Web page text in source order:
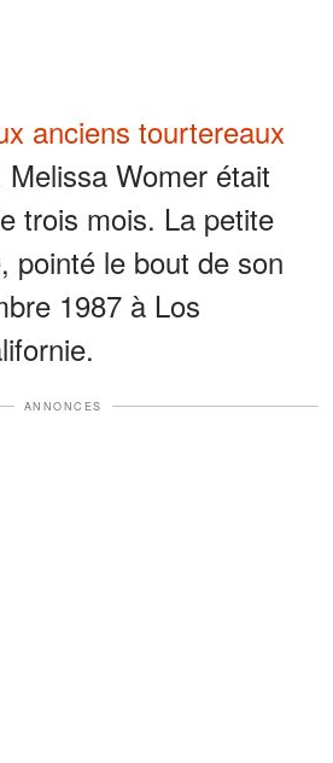
anciens tourtereaux
Womer était
trois mois. La petite
pointé le bout de son
1987 à Los
ANNONCES